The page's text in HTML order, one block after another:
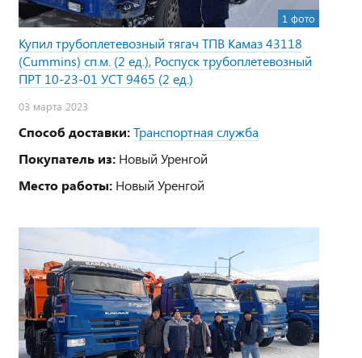
1 фото
Купил трубоплетевозный тягач ТПВ Камаз 43118
(Cummins) сп.м. (2 ед.), Роспуск трубоплетевозный
ПРТ 10-23-01 УСТ 9465 (2 ед.)
03 марта 2023
Способ доставки:Транспортная служба
Покупатель из: Новый Уренгой
Место работы: Новый Уренгой